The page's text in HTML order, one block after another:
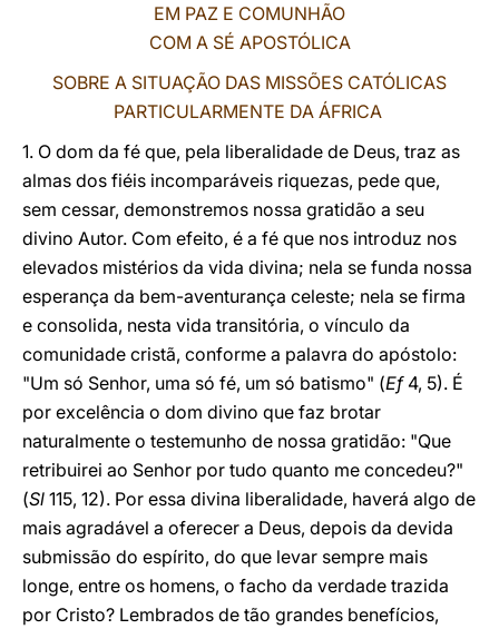
EM PAZ E COMUNHÃO
COM A SÉ APOSTÓLICA
SOBRE A SITUAÇÃO DAS MISSÕES CATÓLICAS
PARTICULARMENTE DA ÁFRICA
1. O dom da fé que, pela liberalidade de Deus, traz as
almas dos fiéis incomparáveis riquezas, pede que,
sem cessar, demonstremos nossa gratidão a seu
divino Autor. Com efeito, é a fé que nos introduz nos
elevados mistérios da vida divina; nela se funda nossa
esperança da bem-aventurança celeste; nela se firma
e consolida, nesta vida transitória, o vínculo da
comunidade cristã, conforme a palavra do apóstolo:
"Um só Senhor, uma só fé, um só batismo" (Ef4, 5). É
por excelência o dom divino que faz brotar
naturalmente o testemunho de nossa gratidão: "Que
retribuirei ao Senhor por tudo quanto me concedeu?"
(Sl 115, 12). Por essa divina liberalidade, haverá algo de
mais agradável a oferecer a Deus, depois da devida
submissão do espírito, do que levar sempre mais
longe, entre os homens, o facho da verdade trazida
por Cristo? Lembrados de tão grandes benefícios,